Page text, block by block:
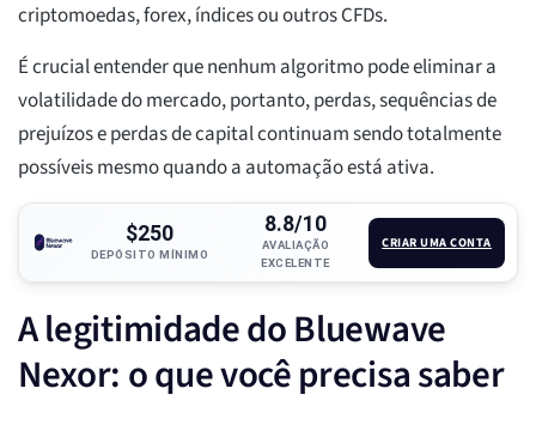
criptomoedas, forex, índices ou outros CFDs.
É crucial entender que nenhum algoritmo pode eliminar a
volatilidade do mercado, portanto, perdas, sequências de
prejuízos e perdas de capital continuam sendo totalmente
possíveis mesmo quando a automação está ativa.
$250
DEPÓSITO MÍNIMO
8.8/10
AVALIAÇÃO
EXCELENTE
CRIAR UMA CONTA
A legitimidade do Bluewave
Nexor: o que você precisa saber